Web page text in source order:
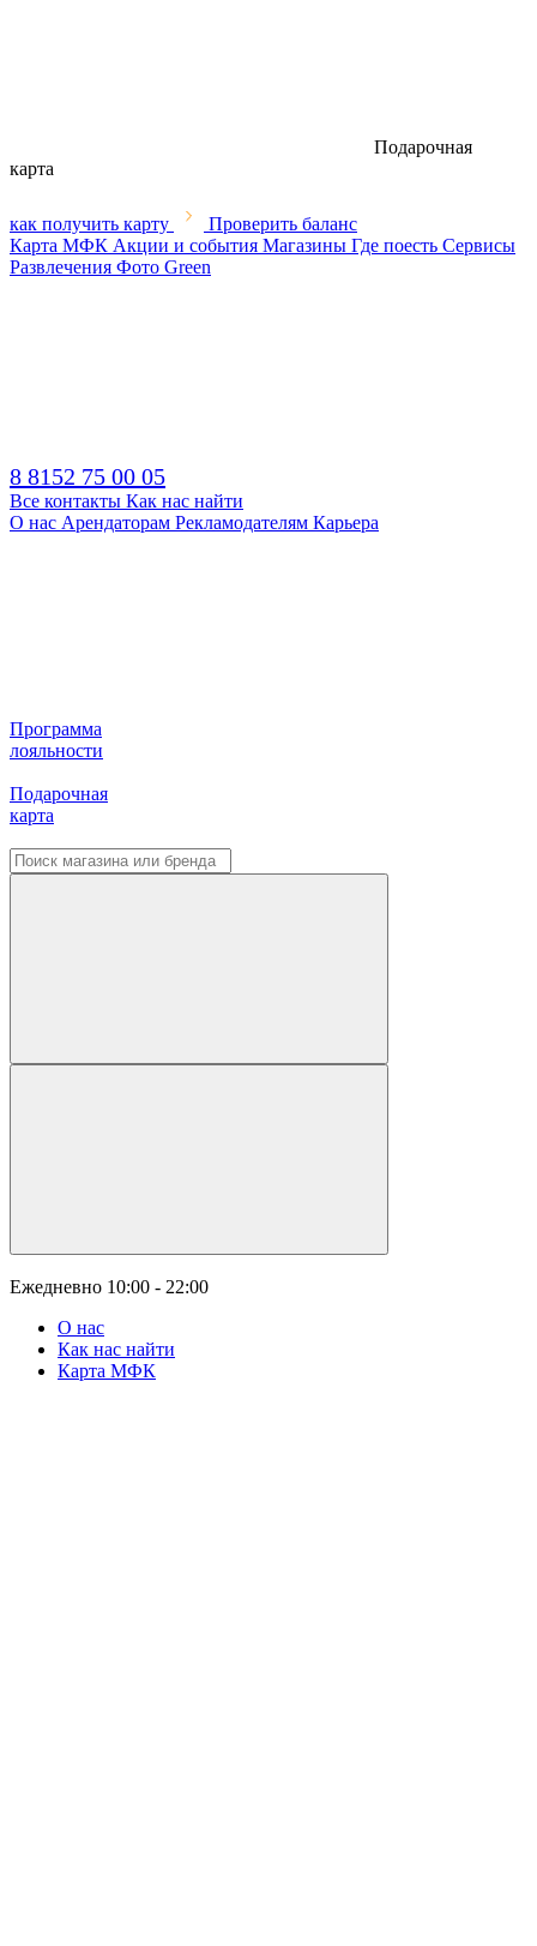
Подарочная
карта
как получить карту
Проверить баланс
Карта МФК Акции и события Магазины Где поесть Сервисы
Развлечения Фото Green
8 8152 75 00 05
Все контакты Как нас найти
О нас Арендаторам Рекламодателям Карьера
Программа
лояльности
Подарочная
карта
Ежедневно 10:00 - 22:00
О нас
Как нас найти
Карта МФК